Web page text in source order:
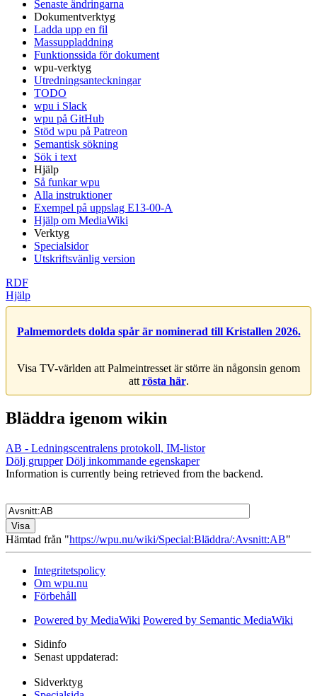
Senaste ändringarna
Dokumentverktyg
Ladda upp en fil
Massuppladdning
Funktionssida för dokument
wpu-verktyg
Utredningsanteckningar
TODO
wpu i Slack
wpu på GitHub
Stöd wpu på Patreon
Semantisk sökning
Sök i text
Hjälp
Så funkar wpu
Alla instruktioner
Exempel på uppslag E13-00-A
Hjälp om MediaWiki
Verktyg
Specialsidor
Utskriftsvänlig version
RDF
Hjälp
Palmemordets dolda spår är nominerad till Kristallen 2026.
Visa TV-världen att Palmeintresset är större än någonsin genom
att rösta här.
Bläddra igenom wikin
AB - Ledningscentralens protokoll, IM-listor
Dölj grupper Dölj inkommande egenskaper
Information is currently being retrieved from the backend.
Hämtad från "https://wpu.nu/wiki/Special:Bläddra/:Avsnitt:AB"
Integritetspolicy
Om wpu.nu
Förbehåll
Powered by MediaWiki Powered by Semantic MediaWiki
Sidinfo
Senast uppdaterad:
Sidverktyg